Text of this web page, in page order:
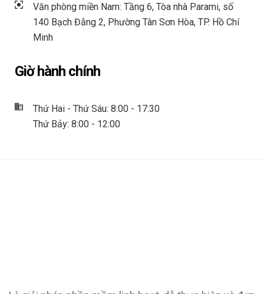
Văn phòng miền Nam: Tầng 6, Tòa nhà Parami, số
140 Bạch Đằng 2, Phường Tân Sơn Hòa, TP. Hồ Chí
Minh
Giờ hành chính
Thứ Hai - Thứ Sáu: 8:00 - 17:30
Thứ Bảy: 8:00 - 12:00